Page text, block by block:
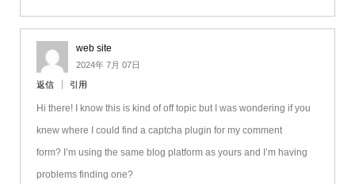
web site
2024年 7月 07日
返信 引用
Hi there! I know this is kind of off topic but I was wondering if you
knew where I could find a captcha plugin for my comment
form? I’m using the same blog platform as yours and I’m having
problems finding one?